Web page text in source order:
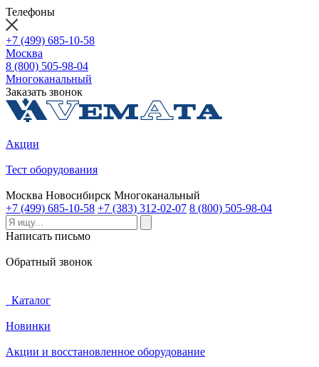
Телефоны
+7 (499) 685-10-58
Москва
8 (800) 505-98-04
Многоканальный
Заказать звонок
Акции
Тест оборудования
Москва Новосибирск Многоканальный
+7 (499) 685-10-58 +7 (383) 312-02-07 8 (800) 505-98-04
Написать письмо
Обратный звонок
Каталог
Новинки
Акции и восстановленное оборудование